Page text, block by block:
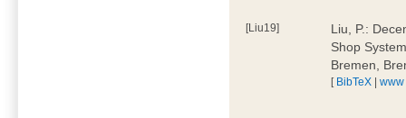
[Liu19]
Liu, P.:
Shop
Bremen,
[ BibTeX |www